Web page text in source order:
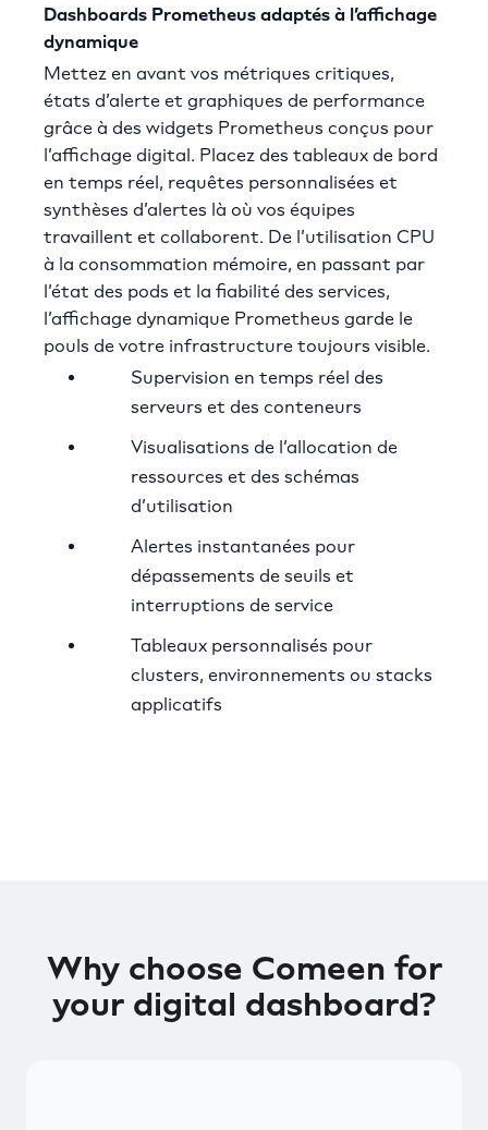
Dashboards Prometheus adaptés à l’affichage
dynamique
Mettez en avant vos métriques critiques,
états d’alerte et graphiques de performance
grâce à des widgets Prometheus conçus pour
l’affichage digital. Placez des tableaux de bord
en temps réel, requêtes personnalisées et
synthèses d’alertes là où vos équipes
travaillent et collaborent. De l’utilisation CPU
à la consommation mémoire, en passant par
l’état des pods et la fiabilité des services,
l’affichage dynamique Prometheus garde le
pouls de votre infrastructure toujours visible.
Supervision en temps réel des
serveurs et des conteneurs
Visualisations de l’allocation de
ressources et des schémas
d’utilisation
Alertes instantanées pour
dépassements de seuils et
interruptions de service
Tableaux personnalisés pour
clusters, environnements ou stacks
applicatifs
Why choose Comeen for
your digital dashboard?